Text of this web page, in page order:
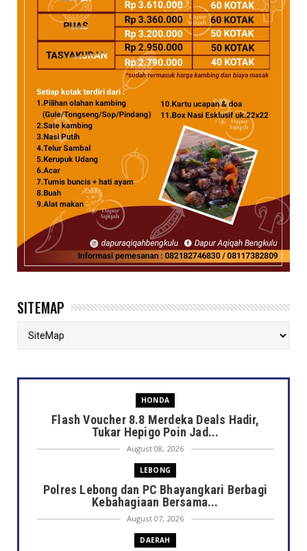
SITEMAP
HONDA
Flash Voucher 8.8 Merdeka Deals Hadir,
Tukar Hepigo Poin Jad...
August 08, 2026
LEBONG
Polres Lebong dan PC Bhayangkari Berbagi
Kebahagiaan Bersama...
August 07, 2026
DAERAH